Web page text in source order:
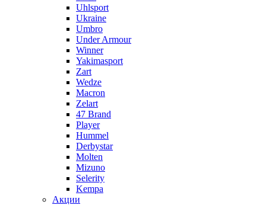
Uhlsport
Ukraine
Umbro
Under Armour
Winner
Yakimasport
Zart
Wedze
Macron
Zelart
47 Brand
Player
Hummel
Derbystar
Molten
Mizuno
Selerity
Kempa
Акции